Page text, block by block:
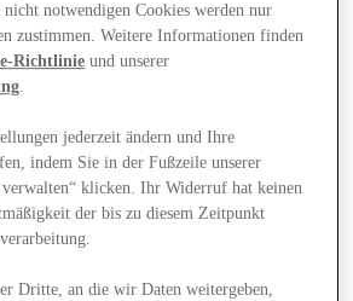
nicht notwendigen Cookies werden nur
zustimmen. Weitere Informationen finden
Richtlinie und unserer
.
jederzeit ändern und Ihre
indem Sie in der Fußzeile unserer
klicken. Ihr Widerruf hat keinen
der bis zu diesem Zeitpunkt
Dritte, an die wir Daten weitergeben,